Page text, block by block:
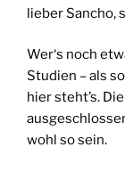
lieber Sancho,
Wer‘s noch
Studien – als
hier steht’s.
wohl so sein.